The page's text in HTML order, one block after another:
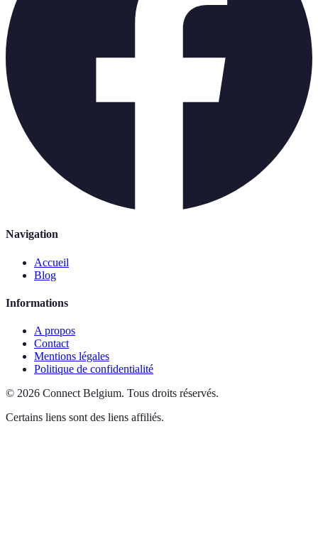
Navigation
Accueil
Blog
Informations
A propos
Contact
Mentions légales
Politique de confidentialité
© 2026 Connect Belgium. Tous droits réservés.
Certains liens sont des liens affiliés.